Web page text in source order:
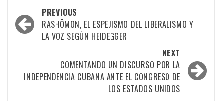
Post
navigation
PREVIOUS
RASHŌMON, EL ESPEJISMO DEL LIBERALISMO Y
LA VOZ SEGÚN HEIDEGGER
NEXT
COMENTANDO UN DISCURSO POR LA
INDEPENDENCIA CUBANA ANTE EL CONGRESO DE
LOS ESTADOS UNIDOS